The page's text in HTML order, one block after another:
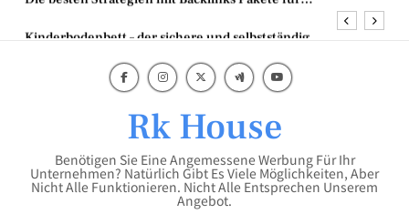
Skip
Start ins Schlafabenteuer
Scheren Stehtisch in 110 cm hoch – die perfekte
Lösung für flexible Events
Die besten Strategien mit Backlinks Pakete für
Kinderbodenbett – der sichere und selbstständige
Start ins Schlafabenteuer
Rk House
Benötigen Sie Eine Angemessene Werbung Für Ihr
Unternehmen? Natürlich Gibt Es Viele Möglichkeiten, Aber
Nicht Alle Funktionieren. Nicht Alle Entsprechen Unserem
Angebot.